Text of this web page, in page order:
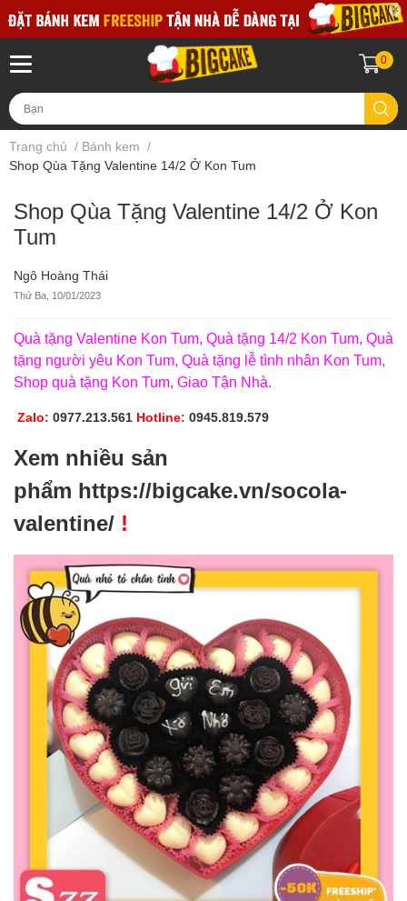
0
Trang chủ / Bánh kem /
Shop Qùa Tặng Valentine 14/2 Ở Kon Tum
Shop Qùa Tặng Valentine 14/2 Ở Kon
Tum
Ngô Hoàng Thái
Thứ Ba, 10/01/2023
Quà tặng Valentine Kon Tum, Quà tặng 14/2 Kon Tum, Quà
tặng người yêu Kon Tum, Quà tặng lễ tình nhân Kon Tum,
Shop quà tặng Kon Tum, Giao Tận Nhà.
Zalo: 0977.213.561 Hotline: 0945.819.579
Xem nhiều sản
phẩm https://bigcake.vn/socola-
valentine/ !